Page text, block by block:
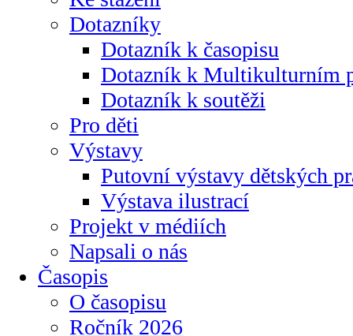
Dotazníky
Dotazník k časopisu
Dotazník k Multikulturním
Dotazník k soutěži
Pro děti
Výstavy
Putovní výstavy dětských
Výstava ilustrací
Projekt v médiích
Napsali o nás
Časopis
O časopisu
Ročník 2026